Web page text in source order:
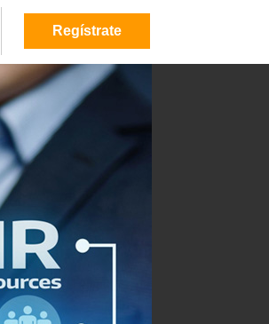
Regístrate